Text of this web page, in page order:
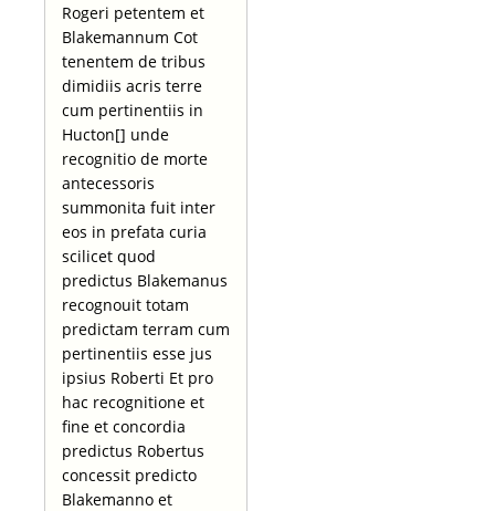
Rogeri petentem et
Blakemannum Cot
tenentem de tribus
dimidiis acris terre
cum pertinentiis in
Hucton[] unde
recognitio de morte
antecessoris
summonita fuit inter
eos in prefata curia
scilicet quod
predictus Blakemanus
recognouit totam
predictam terram cum
pertinentiis esse jus
ipsius Roberti Et pro
hac recognitione et
fine et concordia
predictus Robertus
concessit predicto
Blakemanno et